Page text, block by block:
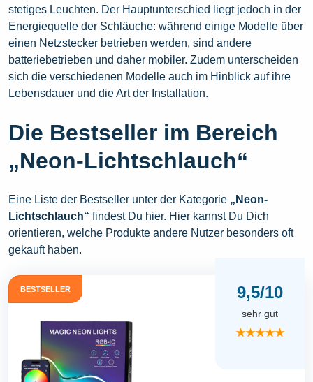
stetiges Leuchten. Der Hauptunterschied liegt jedoch in der
Energiequelle der Schläuche: während einige Modelle über
einen Netzstecker betrieben werden, sind andere
batteriebetrieben und daher mobiler. Zudem unterscheiden
sich die verschiedenen Modelle auch im Hinblick auf ihre
Lebensdauer und die Art der Installation.
Die Bestseller im Bereich
„Neon-Lichtschlauch“
Eine Liste der Bestseller unter der Kategorie „Neon-
Lichtschlauch“ findest Du hier. Hier kannst Du Dich
orientieren, welche Produkte andere Nutzer besonders oft
gekauft haben.
BESTSELLER 9,5/10
sehr gut
★★★★★